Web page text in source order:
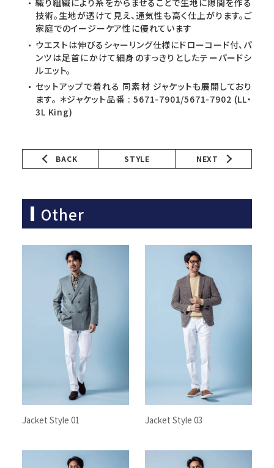
織り組織により糸をからませることで生地に隙間を作る
技術。生地が透けて見え、通気性も高く仕上がります。ご
家庭でのイージーケア性に優れています
ウエストは伸びるシャーリング仕様にドローコード付、パ
ンツは足首にかけて細身のすっきりとしたテーパードシ
ルエット。
セットアップで着れる 同素材 ジャケットも展開しており
ます。 ＊ジャケット品番 : 5671-7901/5671-7902 (LL・
3L King)
BACK NEXT
STYLE
Other
Jacket Style 01 Jacket Style 03